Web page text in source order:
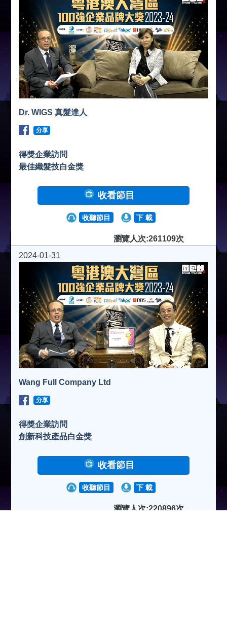
Dr. WIGS 真髮達人
分享
得獎企業訪問
最佳織髮技白金獎
收看節目
收聽節目 下 載
瀏覽人次:261109次
2024-01-31
Wang Full Company Ltd
分享
得獎企業訪問
創新科技產品白金獎
收看節目
收聽節目 下 載
瀏覽人次:220896次